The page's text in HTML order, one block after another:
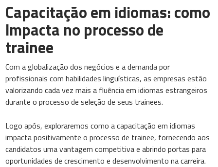
Capacitação em idiomas: como
impacta no processo de
trainee
Com a globalização dos negócios e a demanda por
profissionais com habilidades linguísticas, as empresas estão
valorizando cada vez mais a fluência em idiomas estrangeiros
durante o processo de seleção de seus trainees.
Logo após, exploraremos como a capacitação em idiomas
impacta positivamente o processo de trainee, fornecendo aos
candidatos uma vantagem competitiva e abrindo portas para
oportunidades de crescimento e desenvolvimento na carreira.